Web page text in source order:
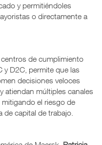
y permitiéndoles
o directamente a
de cumplimiento
y D2C, permite que las
decisiones veloces
atiendan múltiples canales
el riesgo de
de capital de trabajo.